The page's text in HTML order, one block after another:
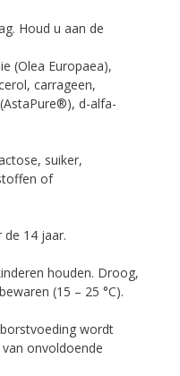
Houd u aan de
(Olea Europaea),
carrageen,
d-alfa-
suiker,
of
14 jaar.
houden. Droog,
(15 – 25 °C).
wordt
onvoldoende